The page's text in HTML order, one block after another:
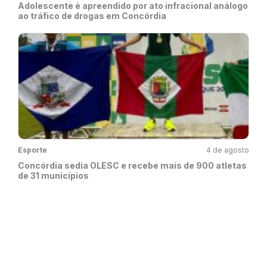
Adolescente é apreendido por ato infracional análogo
ao tráfico de drogas em Concórdia
Esporte 4 de agosto
Concórdia sedia OLESC e recebe mais de 900 atletas
de 31 municípios